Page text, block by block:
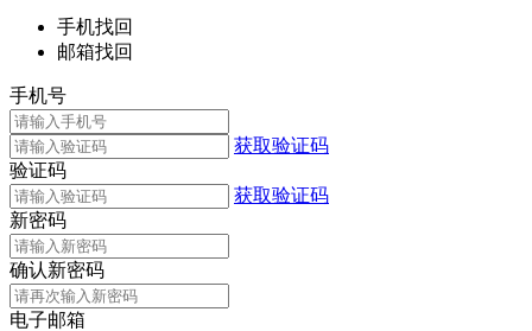
手机找回
邮箱找回
手机号
获取验证码
验证码
获取验证码
新密码
确认新密码
电子邮箱